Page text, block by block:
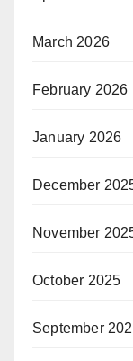
March 2026
February 2026
January 2026
December
November
October 2025
September